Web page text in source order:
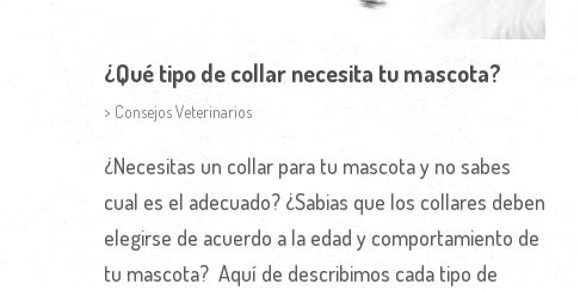
¿Qué tipo de collar necesita tu mascota?
> Consejos Veterinarios
¿Necesitas un collar para tu mascota y no sabes
cual es el adecuado? ¿Sabias que los collares deben
elegirse de acuerdo a la edad y comportamiento de
tu mascota? Aquí de describimos cada tipo de